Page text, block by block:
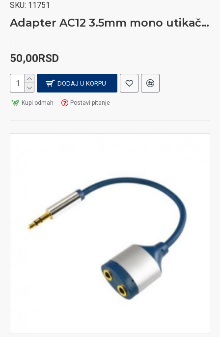
SKU: 11751
Adapter AC12 3.5mm mono utikač-činč utičnica
50,00RSD
DODAJ U KORPU
Kupi odmah Postavi pitanje